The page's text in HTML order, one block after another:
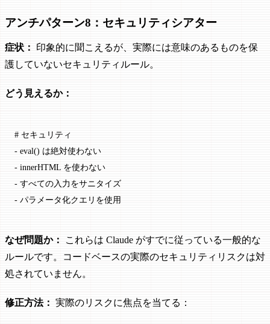
アンチパターン8：セキュリティシアター
症状：
印象的に聞こえるが、実際には意味のあるものを保
護していないセキュリティルール。
どう見えるか：
# セキュリティ
- eval() は絶対使わない
- innerHTML を使わない
- すべての入力をサニタイズ
- パラメータ化クエリを使用
なぜ問題か：
これらは Claude がすでに従っている一般的な
ルールです。コードベースの実際のセキュリティリスクは対
処されていません。
修正方法： 実際のリスクに焦点を当てる：